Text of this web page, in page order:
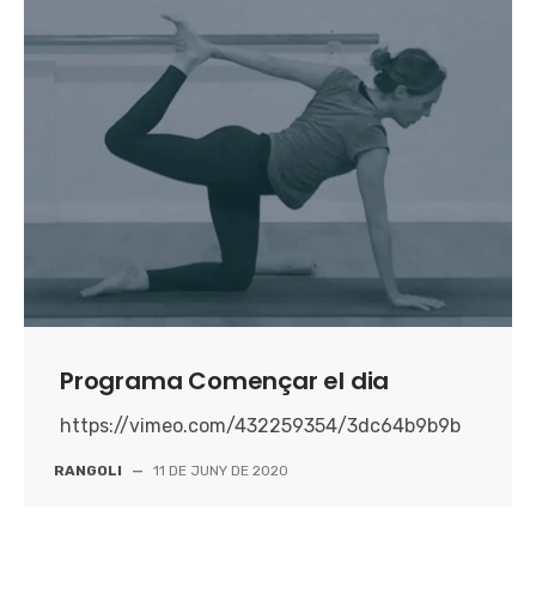
Programa Començar el dia
https://vimeo.com/432259354/3dc64b9b9b
RANGOLI — 11 DE JUNY DE 2020